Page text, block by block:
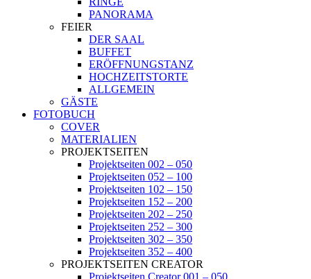
PANORAMA
FEIER
DER SAAL
BUFFET
ERÖFFNUNGSTANZ
HOCHZEITSTORTE
ALLGEMEIN
GÄSTE
FOTOBUCH
COVER
MATERIALIEN
PROJEKTSEITEN
Projektseiten 002 – 050
Projektseiten 052 – 100
Projektseiten 102 – 150
Projektseiten 152 – 200
Projektseiten 202 – 250
Projektseiten 252 – 300
Projektseiten 302 – 350
Projektseiten 352 – 400
PROJEKTSEITEN CREATOR
Projektseiten Creator 001 – 050